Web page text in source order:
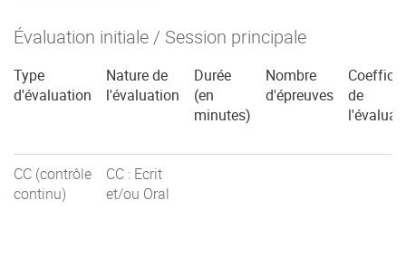
Évaluation initiale / Session principale
Type
d'évaluation
Nature de
l'évaluation
Durée
(en
minutes)
Nombre
d'épreuves
de
CC (contrôle
continu)
CC : Ecrit
et/ou Oral